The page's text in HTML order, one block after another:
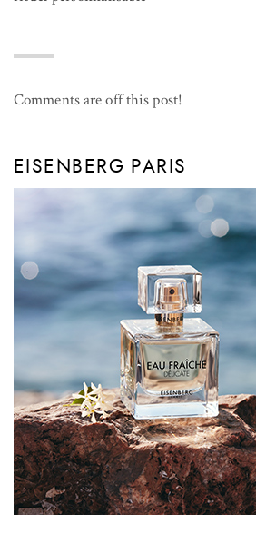
Comments are off this post!
EISENBERG PARIS